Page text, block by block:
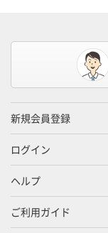
新規会員登録
ログイン
ヘルプ
ご利用ガイド